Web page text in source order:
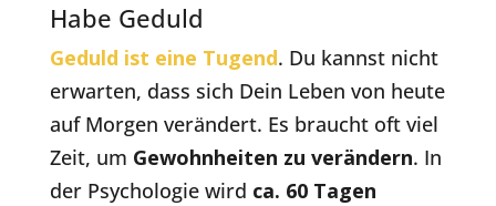
Habe Geduld
Geduld ist eine Tugend. Du kannst nicht
erwarten, dass sich Dein Leben von heute
auf Morgen verändert. Es braucht oft viel
Zeit, um Gewohnheiten zu verändern. In
der Psychologie wird ca. 60 Tagen